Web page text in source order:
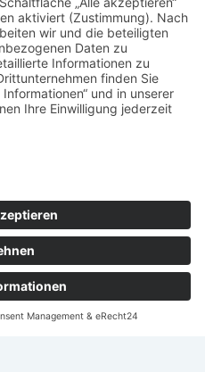
Aug. »